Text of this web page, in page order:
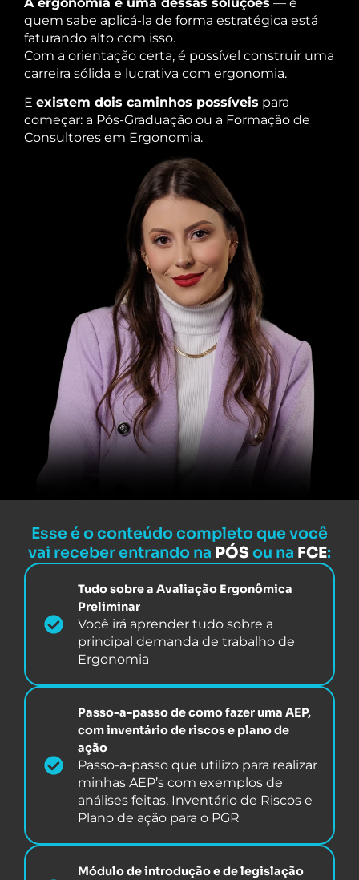
quem sabe aplicá-la de forma estratégica está
faturando alto com isso.
Com a orientação certa, é possível construir uma
carreira sólida e lucrativa com ergonomia.
E existem dois caminhos possíveis para
começar: a Pós-Graduação ou a Formação de
Consultores em Ergonomia.
Esse é o conteúdo completo que você
vai receber entrando na PÓSou na FCE:
Tudo sobre a Avaliação Ergonômica
Preliminar
Você irá aprender tudo sobre a
principal demanda de trabalho de
Ergonomia
Passo-a-passo de como fazer uma AEP,
com inventário de riscos e plano de
ação
Passo-a-passo que utilizo para realizar
minhas AEP’s com exemplos de
análises feitas, Inventário de Riscos e
Plano de ação para o PGR
Módulo de introdução e de legislação